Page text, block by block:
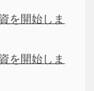
を開始しま
を開始しま